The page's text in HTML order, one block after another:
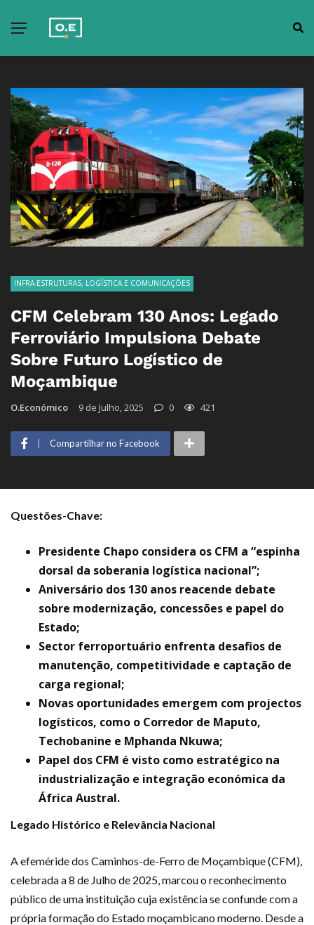
INFRA-ESTRUTURAS, LOGÍSTICA E COMUNICAÇÕES
CFM Celebram 130 Anos: Legado
Ferroviário Impulsiona Debate
Sobre Futuro Logístico de
Moçambique
O.Económico 9 de Julho, 2025 0 421
Compartilhar no Facebook
Questões-Chave:
Presidente Chapo considera os CFM a “espinha
dorsal da soberania logística nacional”;
Aniversário dos 130 anos reacende debate
sobre modernização, concessões e papel do
Estado;
Sector ferroportuário enfrenta desafios de
manutenção, competitividade e captação de
carga regional;
Novas oportunidades emergem com projectos
logísticos, como o Corredor de Maputo,
Techobanine e Mphanda Nkuwa;
Papel dos CFM é visto como estratégico na
industrialização e integração económica da
África Austral.
Legado Histórico e Relevância Nacional
A efeméride dos Caminhos-de-Ferro de Moçambique (CFM),
celebrada a 8 de Julho de 2025, marcou o reconhecimento
público de uma instituição cuja existência se confunde com a
própria formação do Estado moçambicano moderno. Desde a